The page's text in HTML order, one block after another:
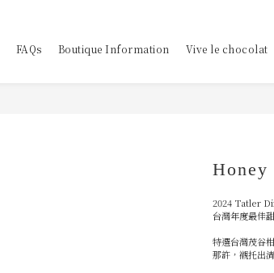
FAQs Boutique Information Vive le chocolat
Honey
2024 Tatler
台灣年度最佳
特選台灣茂谷
那許，襯托出